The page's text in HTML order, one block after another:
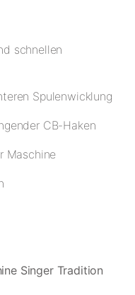
schnellen
Spulenwicklung
CB-Haken
Maschine
Singer Tradition